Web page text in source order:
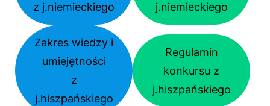
z j.niemieckiego
j.niemieckiego
Zakres wiedzy i
umiejętności
z
j.hiszpańskiego
Regulamin
konkursu z
j.hiszpańskiego